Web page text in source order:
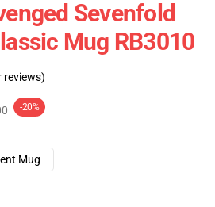
Sevenfold
Mug RB3010
reviews)
-20%
Mug